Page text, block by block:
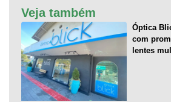
Veja também
Óptica
com
lentes